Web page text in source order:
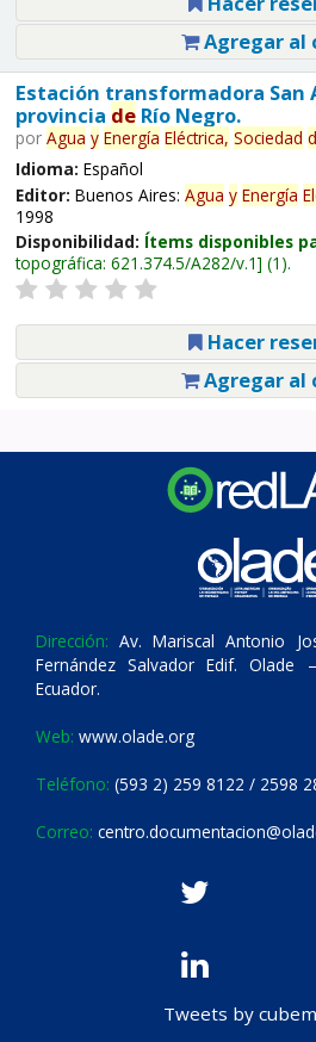
Agregar al
Estación transformadora San
provincia deRío Negro.
por Agua y Energía Eléctrica, Sociedad
Idioma: Español
Editor: Buenos Aires: Agua y Energía
1998
Disponibilidad: Ítems disponibles
topográfica: 621.374.5/A282/v.1 (1).
Hacer
Agregar al
Dirección: Av. Mariscal Antonio
Fernández Salvador Edif.
Ecuador.
Web: www.olade.org
Teléfono: (593 2) 259 8122 / 2598
Correo:
Tweets by